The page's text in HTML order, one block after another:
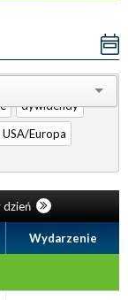
dywidendy
Europa
dzień
Wydarzenie